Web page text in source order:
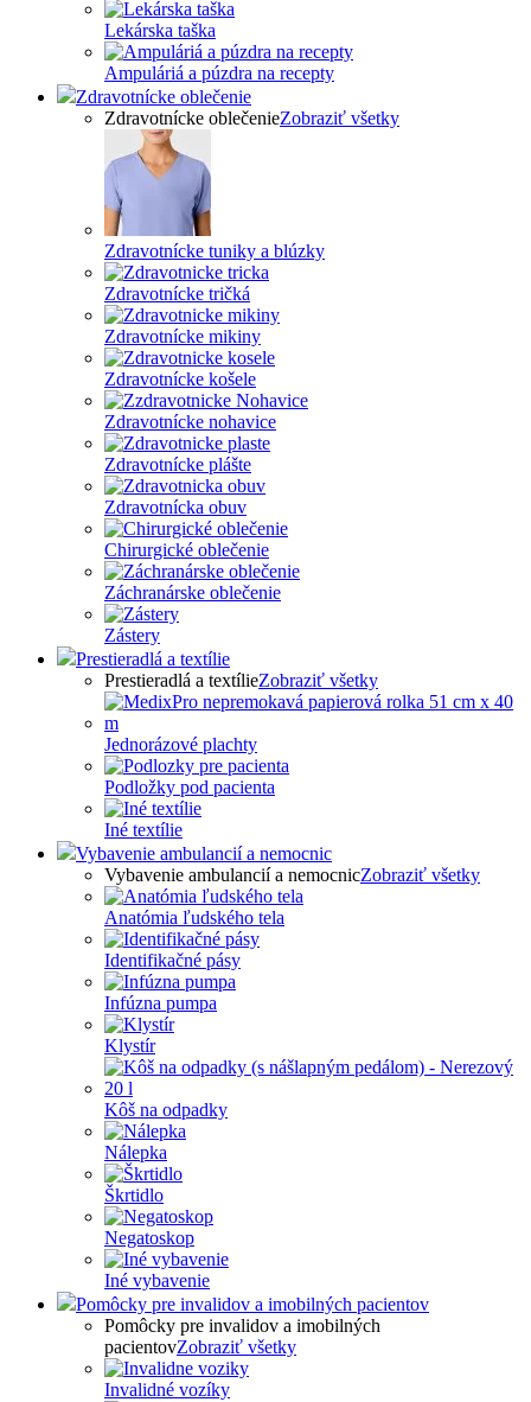
Lekárska taška
Ampuláriá a púzdra na recepty
Zdravotnícke oblečenie
Zdravotnícke oblečenieZobraziť všetky
Zdravotnícke tuniky a blúzky
Zdravotnícke tričká
Zdravotnícke mikiny
Zdravotnícke košele
Zdravotnícke nohavice
Zdravotnícke plášte
Zdravotnícka obuv
Chirurgické oblečenie
Záchranárske oblečenie
Zástery
Prestieradlá a textílie
Prestieradlá a textílieZobraziť všetky
Jednorázové plachty
Podložky pod pacienta
Iné textílie
Vybavenie ambulancií a nemocnic
Vybavenie ambulancií a nemocnicZobraziť všetky
Anatómia ľudského tela
Identifikačné pásy
Infúzna pumpa
Klystír
Kôš na odpadky
Nálepka
Škrtidlo
Negatoskop
Iné vybavenie
Pomôcky pre invalidov a imobilných pacientov
Pomôcky pre invalidov a imobilných
pacientovZobraziť všetky
Invalidné vozíky